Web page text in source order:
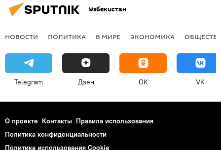
Узбекистан
НОВОСТИ ПОЛИТИКА В МИРЕ ЭКОНОМИКА
Telegram Дзен OK VK
О проекте Контакты Правила использования
Политика конфиденциальности
Политика использования Cookie